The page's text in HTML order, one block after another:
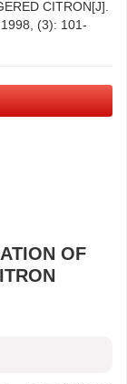
CITRON[J].
(3): 101-
OF